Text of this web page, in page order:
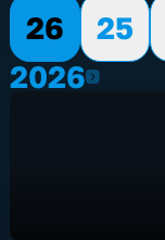
26
25
20262026